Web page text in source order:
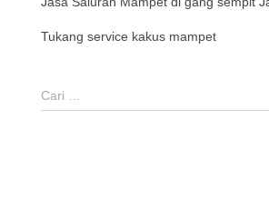
Tukang service kakus mampet
Cari …